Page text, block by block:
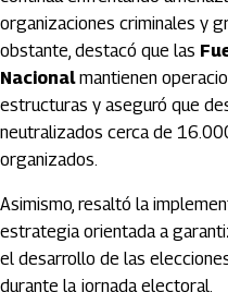
organizaciones criminales y
obstante, destacó que las
Nacionalmantienen
estructuras y aseguró que
neutralizados cerca de
organizados.
Asimismo, resaltó la
estrategia orientada a
el desarrollo de las
durante la jornada electoral.